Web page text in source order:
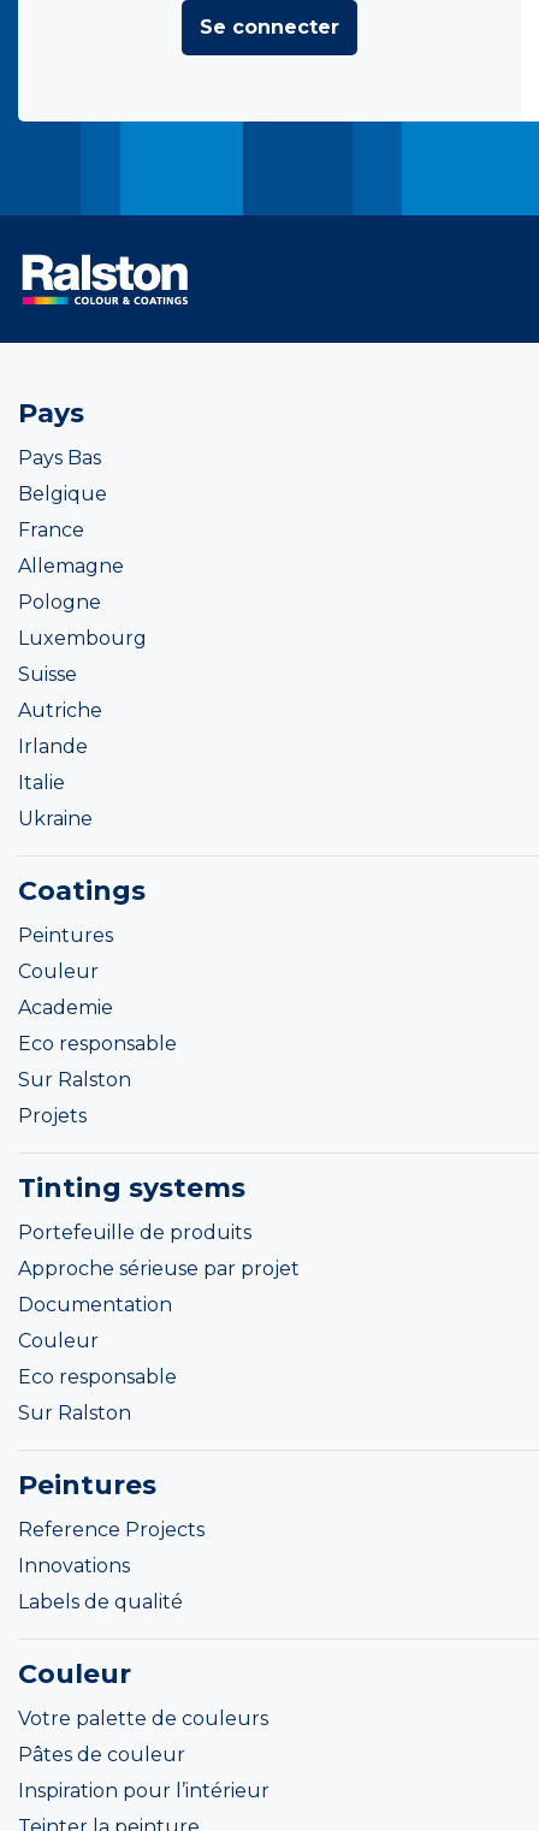
Se connecter
Pays
Pays Bas
Belgique
France
Allemagne
Pologne
Luxembourg
Suisse
Autriche
Irlande
Italie
Ukraine
Coatings
Peintures
Couleur
Academie
Eco responsable
Sur Ralston
Projets
Tinting systems
Portefeuille de produits
Approche sérieuse par projet
Documentation
Couleur
Eco responsable
Sur Ralston
Peintures
Reference Projects
Innovations
Labels de qualité
Couleur
Votre palette de couleurs
Pâtes de couleur
Inspiration pour l’intérieur
Teinter la peinture